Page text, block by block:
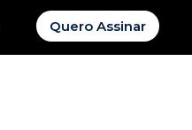
Quero Assinar